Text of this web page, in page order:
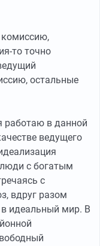
комиссию,
то точно
остальные
работаю в данной
ведущего
с богатым
с
вдруг разом
в идеальный мир. В